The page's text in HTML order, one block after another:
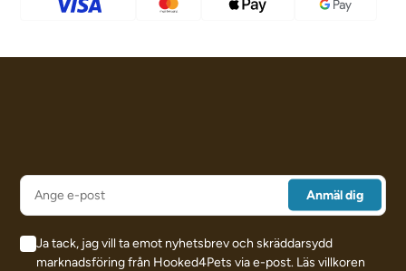
Ja tack, jag vill ta emot nyhetsbrev och skräddarsydd
marknadsföring från Hooked4Pets via e-post. Läs villkoren